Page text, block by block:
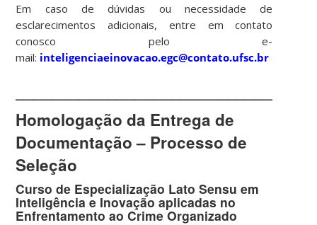
Em caso de dúvidas ou necessidade de
esclarecimentos adicionais, entre em contato
conosco pelo e-
mail: inteligenciaeinovacao.egc@contato.ufsc.br
Homologação da Entrega de
Documentação – Processo de
Seleção
Curso de Especialização Lato Sensu em
Inteligência e Inovação aplicadas no
Enfrentamento ao Crime Organizado